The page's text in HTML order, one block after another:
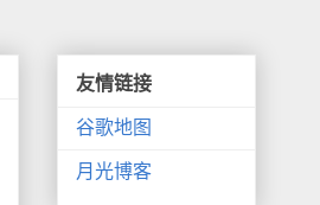
友情链接
谷歌地图
月光博客